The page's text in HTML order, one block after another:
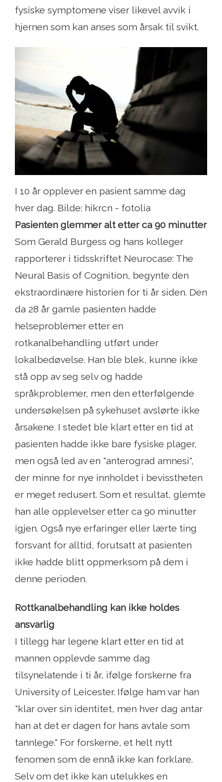
fysiske symptomene viser likevel avvik i
hjernen som kan anses som årsak til svikt.
I 10 år opplever en pasient samme dag
hver dag. Bilde: hikrcn - fotolia
Pasienten glemmer alt etter ca 90 minutter
Som Gerald Burgess og hans kolleger
rapporterer i tidsskriftet Neurocase: The
Neural Basis of Cognition, begynte den
ekstraordinære historien for ti år siden. Den
da 28 år gamle pasienten hadde
helseproblemer etter en
rotkanalbehandling utført under
lokalbedøvelse. Han ble blek, kunne ikke
stå opp av seg selv og hadde
språkproblemer, men den etterfølgende
undersøkelsen på sykehuset avslørte ikke
årsakene. I stedet ble klart etter en tid at
pasienten hadde ikke bare fysiske plager,
men også led av en "anterograd amnesi",
der minne for nye innholdet i bevisstheten
er meget redusert. Som et resultat, glemte
han alle opplevelser etter ca 90 minutter
igjen. Også nye erfaringer eller lærte ting
forsvant for alltid, forutsatt at pasienten
ikke hadde blitt oppmerksom på dem i
denne perioden.
Rottkanalbehandling kan ikke holdes
ansvarlig
I tillegg har legene klart etter en tid at
mannen opplevde samme dag
tilsynelatende i ti år, ifølge forskerne fra
University of Leicester. Ifølge ham var han
"klar over sin identitet, men hver dag antar
han at det er dagen for hans avtale som
tannlege." For forskerne, et helt nytt
fenomen som de ennå ikke kan forklare.
Selv om det ikke kan utelukkes en